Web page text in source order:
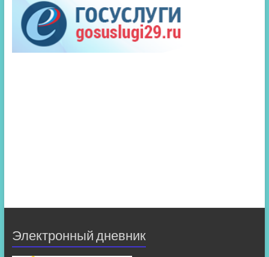
Электронный дневник